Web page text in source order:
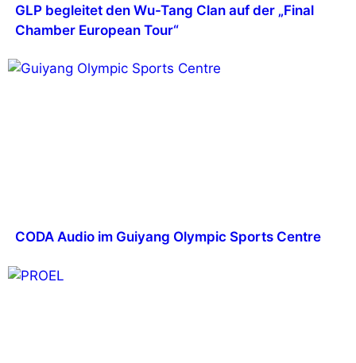
GLP begleitet den Wu-Tang Clan auf der „Final
Chamber European Tour“
CODA Audio im Guiyang Olympic Sports Centre